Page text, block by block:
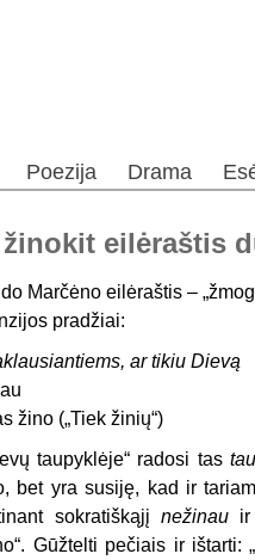
Poezija Drama
eilėraštis
Marčėno eilėraštis –
pradžiai:
ar tikiu Dievą
žino („Tiek žinių“)
taupyklėje“ radosi tas
bet yra susiję, kad ir
sokratiškąjį nežinau
Gūžtelti pečiais ir